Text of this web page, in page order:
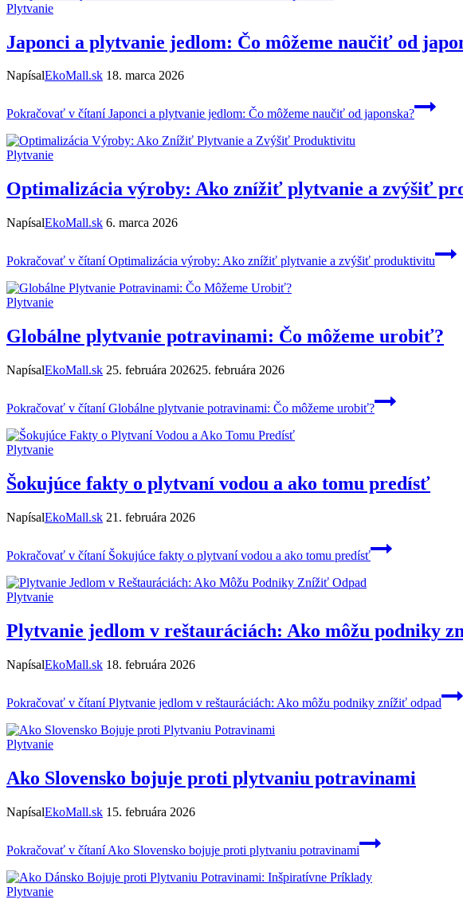
Plytvanie
Japonci a plytvanie jedlom: Čo môžeme naučiť od
NapísalEkoMall.sk 18. marca 2026
Pokračovať v čítaníJaponci a plytvanie jedlom: Čo môžeme naučiť od japonska?
Plytvanie
Optimalizácia výroby: Ako znížiť plytvanie a zvýšiť
NapísalEkoMall.sk 6. marca 2026
Pokračovať v čítaníOptimalizácia výroby: Ako znížiť plytvanie a zvýšiť produktivitu
Plytvanie
Globálne plytvanie potravinami: Čo môžeme urobiť?
NapísalEkoMall.sk 25. februára 202625. februára 2026
Pokračovať v čítaníGlobálne plytvanie potravinami: Čo môžeme urobiť?
Plytvanie
Šokujúce fakty o plytvaní vodou a ako tomu predísť
NapísalEkoMall.sk 21. februára 2026
Pokračovať v čítaníŠokujúce fakty o plytvaní vodou a ako tomu predísť
Plytvanie
Plytvanie jedlom v reštauráciách: Ako môžu podniky
NapísalEkoMall.sk 18. februára 2026
Pokračovať v čítaníPlytvanie jedlom v reštauráciách: Ako môžu podniky znížiť odpad
Plytvanie
Ako Slovensko bojuje proti plytvaniu potravinami
NapísalEkoMall.sk 15. februára 2026
Pokračovať v čítaníAko Slovensko bojuje proti plytvaniu potravinami
Plytvanie